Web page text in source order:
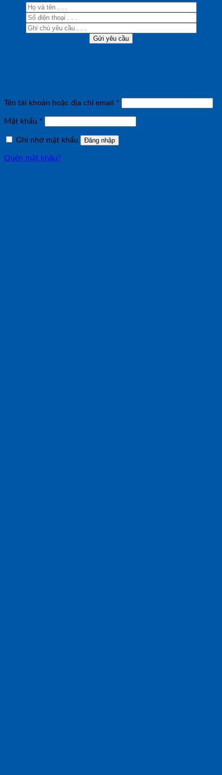
Tên tài khoản hoặc địa chỉ email *
Mật khẩu *
Ghi nhớ mật khẩu
Đăng nhập
Quên mật khẩu?